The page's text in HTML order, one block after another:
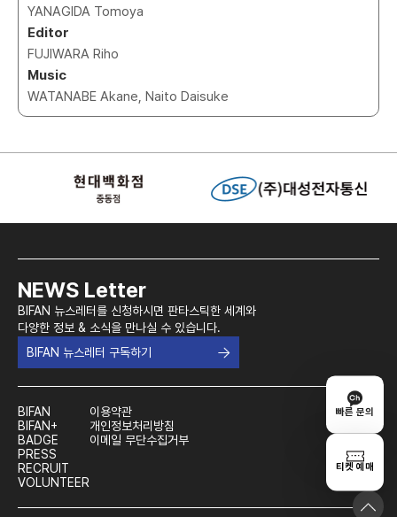
빠른 문의
티켓 예매
YANAGIDA Tomoya
Editor
FUJIWARA Riho
Music
WATANABE Akane, Naito Daisuke
NEWS Letter
BIFAN 뉴스레터를 신청하시면 판타스틱한 세계와
다양한 정보 & 소식을 만나실 수 있습니다.
BIFAN 뉴스레터 구독하기
BIFAN
BIFAN+
BADGE
PRESS
RECRUIT
VOLUNTEER
이용약관
개인정보처리방침
이메일 무단수집거부